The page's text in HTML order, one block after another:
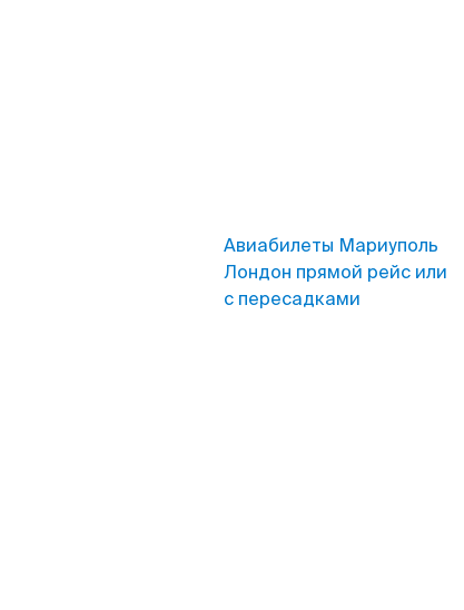
Авиабилеты Мариуполь
Лондон прямой рейс или
с пересадками